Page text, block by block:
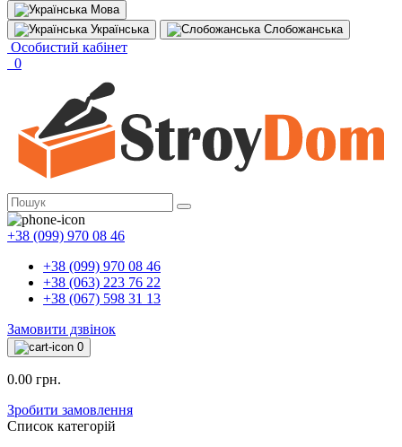
Мова
Українська
Слобожанська
Особистий кабінет
0
+38 (099) 970 08 46
+38 (099) 970 08 46
+38 (063) 223 76 22
+38 (067) 598 31 13
Замовити дзвінок
0
0.00 грн.
Зробити замовлення
Список категорій